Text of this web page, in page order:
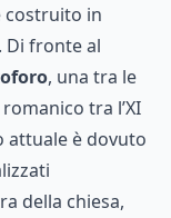
costruito in
Di fronte al
, una tra le
tra l’XI
attuale è dovuto
della chiesa,